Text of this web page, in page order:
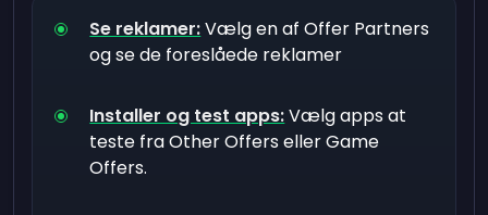
Se reklamer:Vælg en af Offer Partners
og se de foreslåede reklamer
Installer og test apps:Vælg apps at
teste fra Other Offers eller Game
Offers.